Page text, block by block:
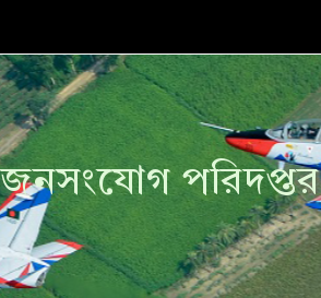
জনসংযোগ পরিদপ্তর